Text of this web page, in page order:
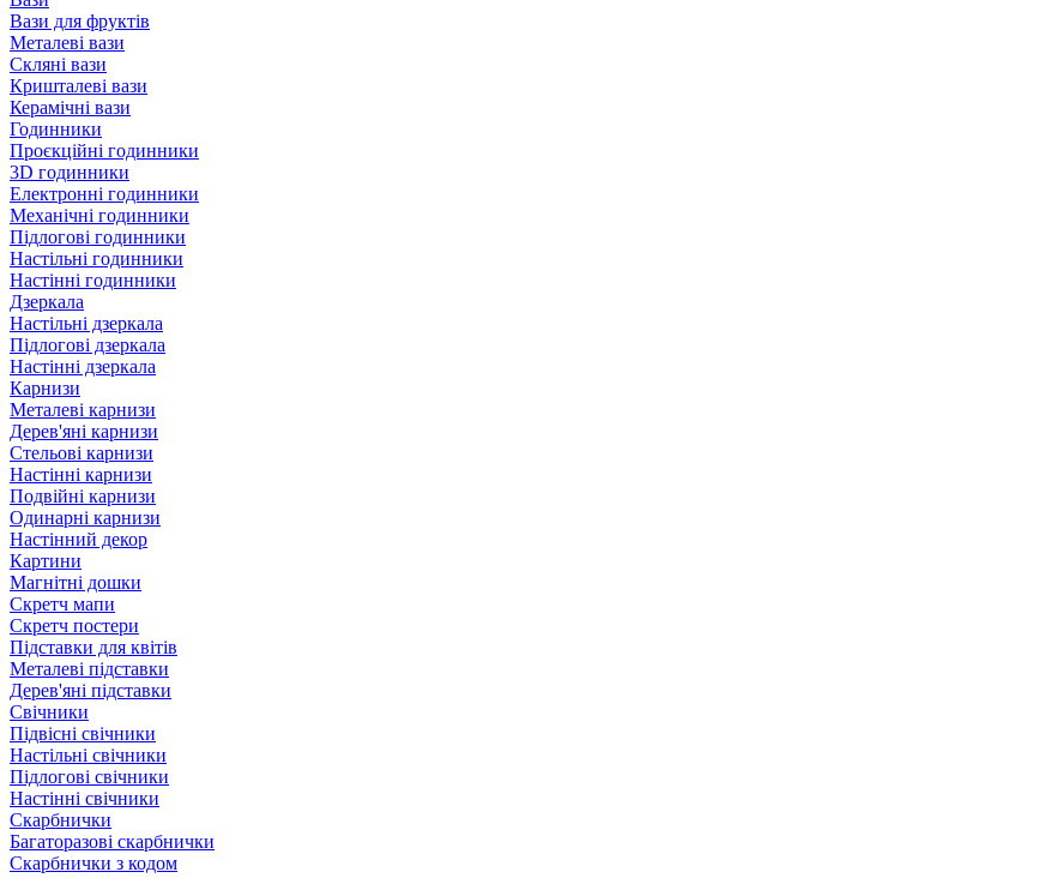
Вази для фруктів
Металеві вази
Скляні вази
Кришталеві вази
Керамічні вази
Годинники
Проєкційні годинники
3D годинники
Електронні годинники
Механічні годинники
Підлогові годинники
Настільні годинники
Настінні годинники
Дзеркала
Настільні дзеркала
Підлогові дзеркала
Настінні дзеркала
Карнизи
Металеві карнизи
Дерев'яні карнизи
Стельові карнизи
Настінні карнизи
Подвійні карнизи
Одинарні карнизи
Настінний декор
Картини
Магнітні дошки
Скретч мапи
Скретч постери
Підставки для квітів
Металеві підставки
Дерев'яні підставки
Свічники
Підвісні свічники
Настільні свічники
Підлогові свічники
Настінні свічники
Скарбнички
Багаторазові скарбнички
Скарбнички з кодом